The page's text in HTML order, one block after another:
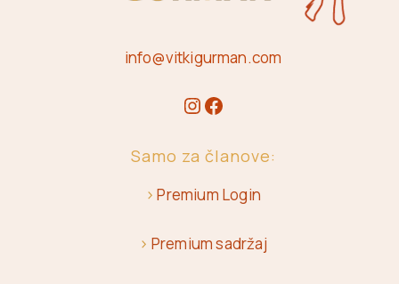
info@vitkigurman.com
Samo za članove:
>Premium Login
> Premium sadržaj